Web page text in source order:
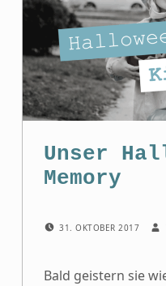
Unser
Memory
31. OKTOBER 2017
Bald geistern sie